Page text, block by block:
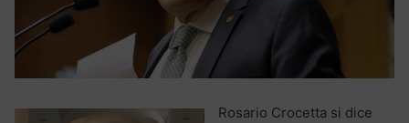
Rosario Crocetta si dice